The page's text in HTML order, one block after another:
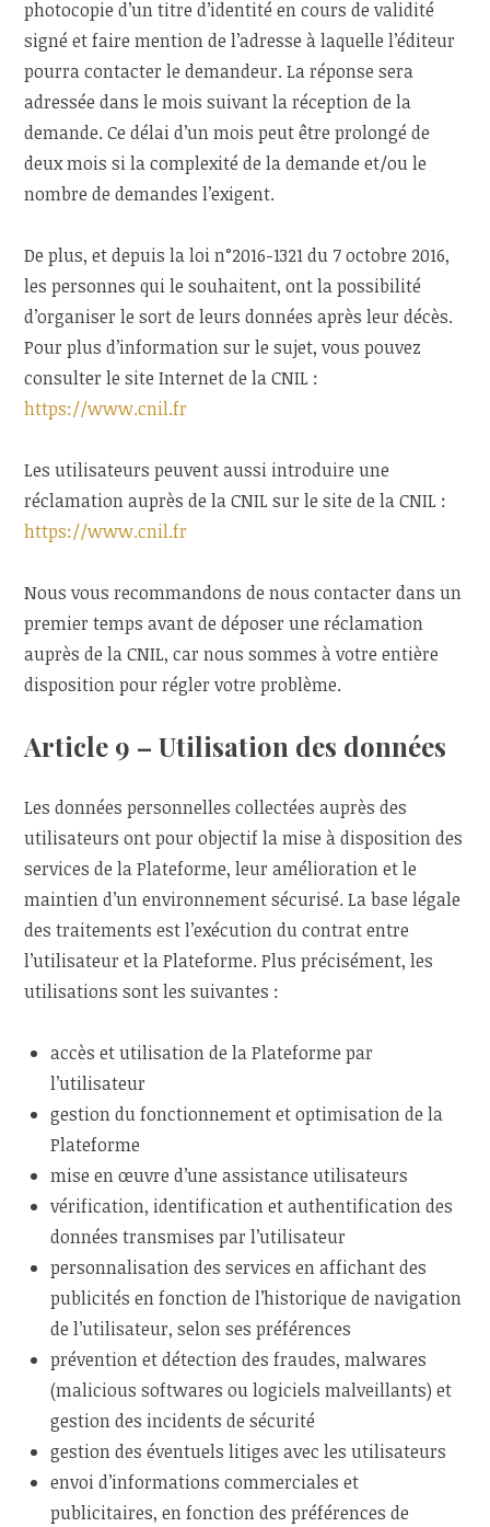
photocopie d’un titre d’identité en cours de validité
signé et faire mention de l’adresse à laquelle l’éditeur
pourra contacter le demandeur. La réponse sera
adressée dans le mois suivant la réception de la
demande. Ce délai d’un mois peut être prolongé de
deux mois si la complexité de la demande et/ou le
nombre de demandes l’exigent.
De plus, et depuis la loi n°2016-1321 du 7 octobre 2016,
les personnes qui le souhaitent, ont la possibilité
d’organiser le sort de leurs données après leur décès.
Pour plus d’information sur le sujet, vous pouvez
consulter le site Internet de la CNIL :
https://www.cnil.fr
Les utilisateurs peuvent aussi introduire une
réclamation auprès de la CNIL sur le site de la CNIL :
https://www.cnil.fr
Nous vous recommandons de nous contacter dans un
premier temps avant de déposer une réclamation
auprès de la CNIL, car nous sommes à votre entière
disposition pour régler votre problème.
Article 9 – Utilisation des données
Les données personnelles collectées auprès des
utilisateurs ont pour objectif la mise à disposition des
services de la Plateforme, leur amélioration et le
maintien d’un environnement sécurisé. La base légale
des traitements est l’exécution du contrat entre
l’utilisateur et la Plateforme. Plus précisément, les
utilisations sont les suivantes :
accès et utilisation de la Plateforme par
l’utilisateur
gestion du fonctionnement et optimisation de la
Plateforme
mise en œuvre d’une assistance utilisateurs
vérification, identification et authentification des
données transmises par l’utilisateur
personnalisation des services en affichant des
publicités en fonction de l’historique de navigation
de l’utilisateur, selon ses préférences
prévention et détection des fraudes, malwares
(malicious softwares ou logiciels malveillants) et
gestion des incidents de sécurité
gestion des éventuels litiges avec les utilisateurs
envoi d’informations commerciales et
publicitaires, en fonction des préférences de